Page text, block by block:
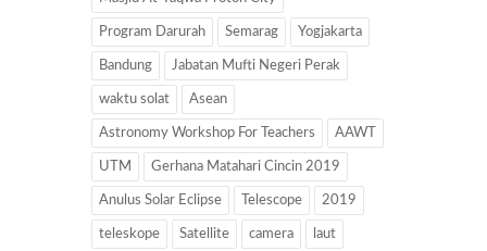
Program Darurah Semarag Yogjakarta
Bandung Jabatan Mufti Negeri Perak
waktu solat Asean
Astronomy Workshop For Teachers AAWT
UTM Gerhana Matahari Cincin 2019
Anulus Solar Eclipse Telescope 2019
teleskope Satellite camera laut